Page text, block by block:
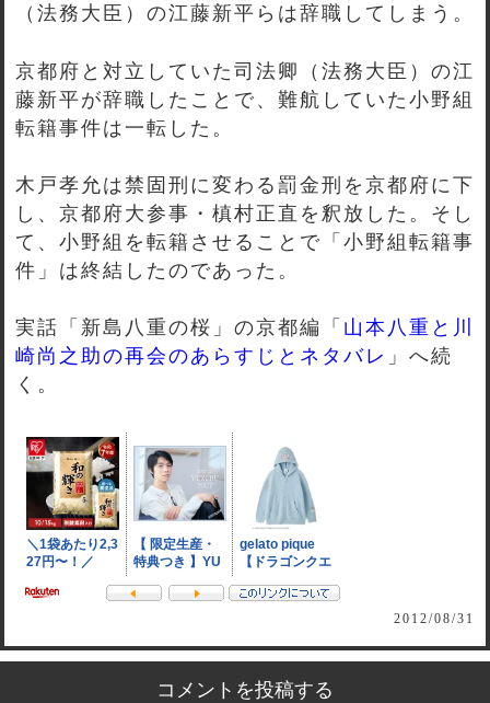
（法務大臣）の江藤新平らは辞職してしまう。
京都府と対立していた司法卿（法務大臣）の江
藤新平が辞職したことで、難航していた小野組
転籍事件は一転した。
木戸孝允は禁固刑に変わる罰金刑を京都府に下
し、京都府大参事・槙村正直を釈放した。そし
て、小野組を転籍させることで「小野組転籍事
件」は終結したのであった。
実話「新島八重の桜」の京都編「 山本八重と川
崎尚之助の再会のあらすじとネタバレ 」へ続
く。
2012/08/31
コメントを投稿する